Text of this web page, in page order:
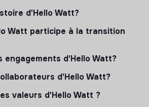
d'Hello Watt?
Watt participe à la transition
engagements d'Hello Watt?
d'Hello Watt?
valeurs d'Hello Watt ?